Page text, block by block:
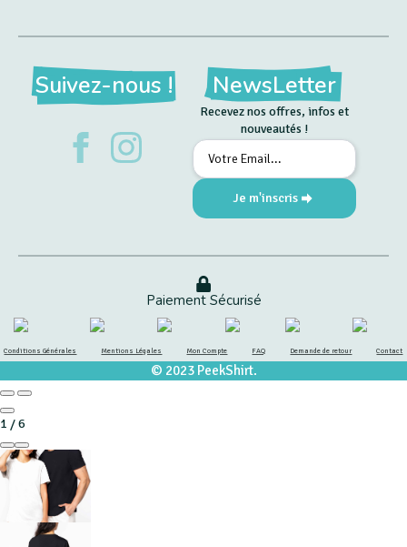
Suivez-nous ! NewsLetter
Recevez nos offres, infos et
nouveautés !
Email
Je m'inscris
Paiement Sécurisé
Conditions Générales Mentions Légales Mon Compte FAQ Demande de retour Contact
© 2023 PeekShirt.
1 /6